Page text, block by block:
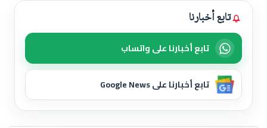
تابع أخبارنا
تابع أخبارنا على واتساب
تابع أخبارنا على Google News